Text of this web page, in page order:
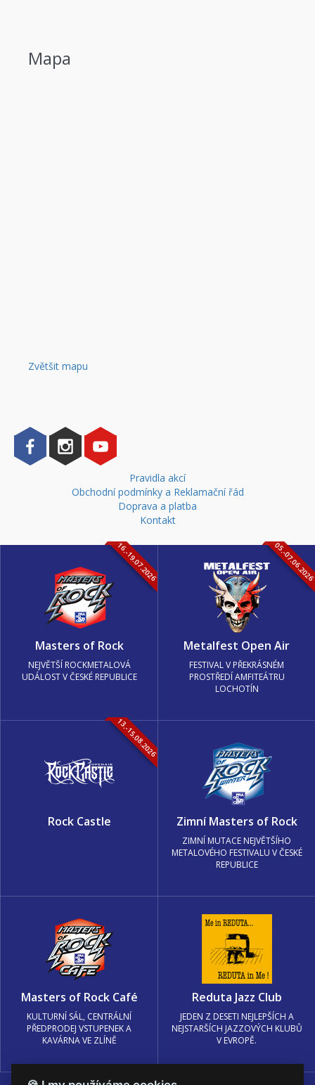
Mapa
Zvětšit mapu
Pravidla akcí
Obchodní podmínky a Reklamační řád
Doprava a platba
Kontakt
16.-19.07.2026
Masters of Rock
NEJVĚTŠÍ ROCKMETALOVÁ
UDÁLOST V ČESKÉ REPUBLICE
05.-
Metalfest Open Air
FESTIVAL V PŘEKRÁSNÉM
PROSTŘEDÍ AMFITEÁTRU
LOCHOTÍN
13.-15.08.2026
Rock Castle Zimní Masters of Rock
ZIMNÍ MUTACE NEJVĚTŠÍHO
METALOVÉHO FESTIVALU V ČESKÉ
REPUBLICE
Masters of Rock Café
KULTURNÍ SÁL, CENTRÁLNÍ
PŘEDPRODEJ VSTUPENEK A
KAVÁRNA VE ZLÍNĚ
Reduta Jazz Club
JEDEN Z DESETI NEJLEPŠÍCH A
NEJSTARŠÍCH JAZZOVÝCH KLUBŮ
V EVROPĚ.